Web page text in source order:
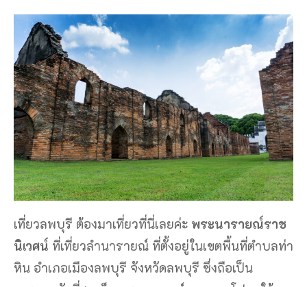
เที่ยวลพบุรี ต้องมาเที่ยวที่นี่เลยค่ะ พระนารายณ์ราช
นิเวศน์ ที่เที่ยวลำนารายณ์ ที่ตั้งอยู่ในเขตพื้นที่ตำบลท่า
หิน อำเภอเมืองลพบุรี จังหวัดลพบุรี ซึ่งถือเป็น